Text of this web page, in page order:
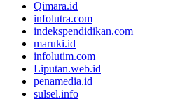
Qimara.id
infolutra.com
indekspendidikan.com
maruki.id
infolutim.com
Liputan.web.id
penamedia.id
sulsel.info